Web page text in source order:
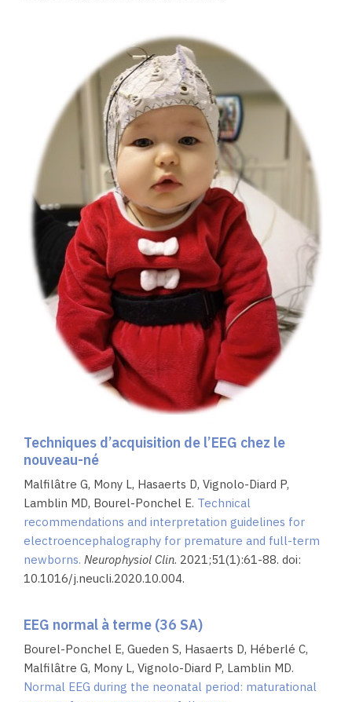
Techniques d’acquisition de l’EEG chez le
nouveau-né
Malfilâtre G, Mony L, Hasaerts D, Vignolo-Diard P,
Lamblin MD, Bourel-Ponchel E. Technical
recommendations and interpretation guidelines for
electroencephalography for premature and full-term
newborns. Neurophysiol Clin. 2021;51(1):61-88. doi:
10.1016/j.neucli.2020.10.004.
EEG normal à terme (36 SA)
Bourel-Ponchel E, Gueden S, Hasaerts D, Héberlé C,
Malfilâtre G, Mony L, Vignolo-Diard P, Lamblin MD.
Normal EEG during the neonatal period: maturational